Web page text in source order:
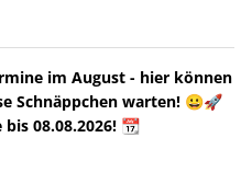
im August - hier können
Schnäppchen warten! 😀🚀
08.08.2026! 📆